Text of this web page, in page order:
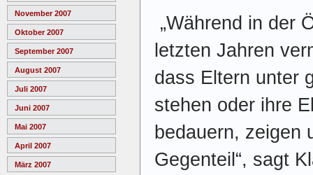
November 2007
Oktober 2007
September 2007
August 2007
Juli 2007
Juni 2007
Mai 2007
April 2007
März 2007
„Während in der
letzten Jahren
dass Eltern unter
stehen oder ihre
bedauern, zeigen
Gegenteil“, sagt